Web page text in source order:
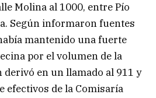
Molina al 1000, entre Pío
Según informaron fuentes
mantenido una fuerte
por el volumen de la
en un llamado al 911 y
efectivos de la Comisaría